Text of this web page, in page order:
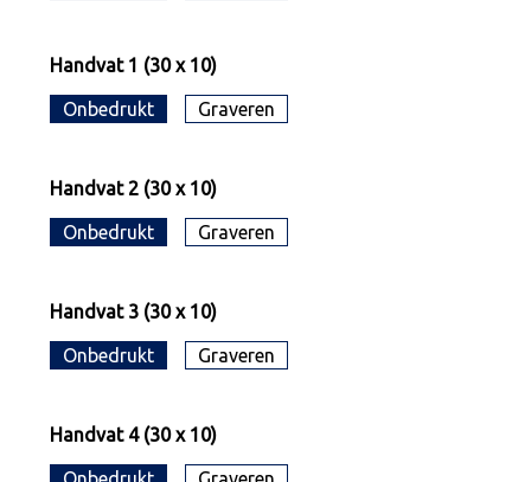
Handvat 1 (30 x 10)
Onbedrukt Graveren
Handvat 2 (30 x 10)
Onbedrukt Graveren
Handvat 3 (30 x 10)
Onbedrukt Graveren
Handvat 4 (30 x 10)